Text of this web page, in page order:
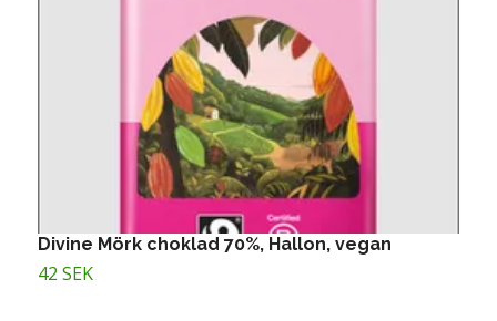
Divine Mörk choklad 70%, Hallon, vegan
42 SEK